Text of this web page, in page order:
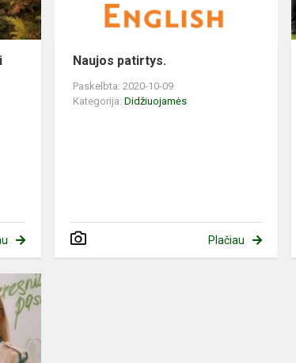
Naujos patirtys.
Paskelbta: 2020-10-09
Kategorija:Didžiuojamės
Plačiau